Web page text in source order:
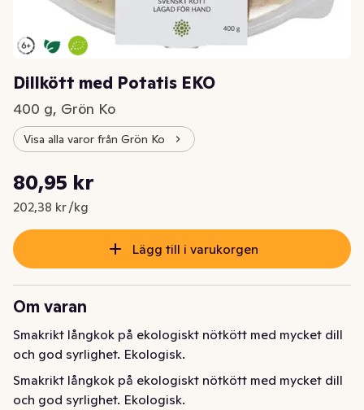
Dillkött med Potatis EKO
400 g, Grön Ko
Visa alla varor från Grön Ko
Nuvarande pris är: 80,95 kr
80,95 kr
202,38 kr /kg
Styckpris: 202,38 kr /kg
Lägg till i varukorgen
Om varan
Smakrikt långkok på ekologiskt nötkött med mycket dill
och god syrlighet. Ekologisk.
Smakrikt långkok på ekologiskt nötkött med mycket dill
och god syrlighet. Ekologisk.